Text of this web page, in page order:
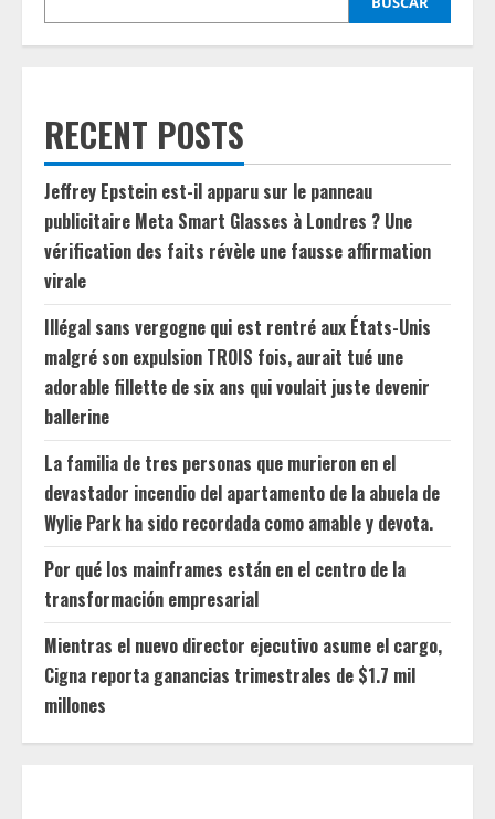
RECENT POSTS
Jeffrey Epstein est-il apparu sur le panneau
publicitaire Meta Smart Glasses à Londres ? Une
vérification des faits révèle une fausse affirmation
virale
Illégal sans vergogne qui est rentré aux États-Unis
malgré son expulsion TROIS fois, aurait tué une
adorable fillette de six ans qui voulait juste devenir
ballerine
La familia de tres personas que murieron en el
devastador incendio del apartamento de la abuela de
Wylie Park ha sido recordada como amable y devota.
Por qué los mainframes están en el centro de la
transformación empresarial
Mientras el nuevo director ejecutivo asume el cargo,
Cigna reporta ganancias trimestrales de $1.7 mil
millones